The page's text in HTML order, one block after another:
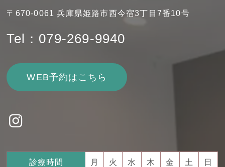
〒670-0061 兵庫県姫路市西今宿3丁目7番10号
Tel：079-269-9940
WEB予約はこちら
診療時間 月 火 水 木 金 土 日